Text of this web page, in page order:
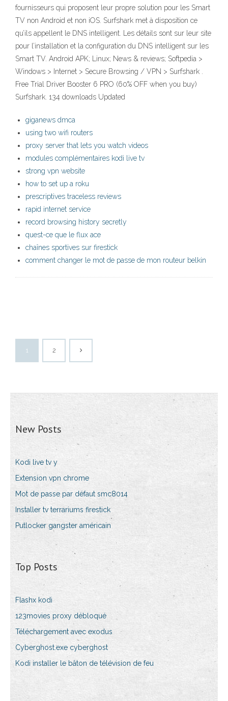
fournisseurs qui proposent leur propre solution pour les Smart
TV non Android et non iOS. Surfshark met à disposition ce
qu’ils appellent le DNS intelligent. Les détails sont sur leur site
pour l’installation et la configuration du DNS intelligent sur les
Smart TV. Android APK; Linux; News & reviews; Softpedia >
Windows > Internet > Secure Browsing / VPN > Surfshark .
Free Trial Driver Booster 6 PRO (60% OFF when you buy)
Surfshark. 134 downloads Updated
giganews dmca
using two wifi routers
proxy server that lets you watch videos
modules complémentaires kodi live tv
strong vpn website
how to set up a roku
prescriptives traceless reviews
rapid internet service
record browsing history secretly
quest-ce que le flux ace
chaînes sportives sur firestick
comment changer le mot de passe de mon routeur belkin
1 2
New Posts
Kodi live tv y
Extension vpn chrome
Mot de passe par défaut smc8014
Installer tv terrariums firestick
Putlocker gangster américain
Top Posts
Flashx kodi
123movies proxy débloqué
Téléchargement avec exodus
Cyberghost.exe cyberghost
Kodi installer le bâton de télévision de feu